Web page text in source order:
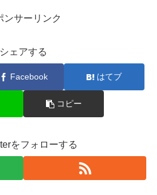
ンサーリンク
シェアする
Facebook はてブ
コピー
をフォローする